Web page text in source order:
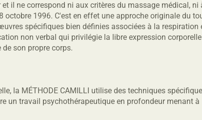
il ne correspond ni aux critères du massage médical, ni
1996. C'est en effet une approche originale du
spécifiques bien définies associées à la respiration
non verbal qui privilégie la libre expression
son propre corps.
la MÉTHODE CAMILLI utilise des techniques
un travail psychothérapeutique en profondeur menant à